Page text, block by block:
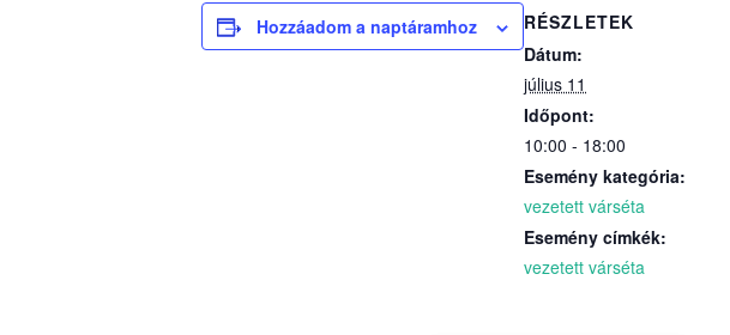
Hozzáadom a naptáramhoz
RÉSZLETEK
Dátum:
július 11
Időpont:
10:00 - 18:00
Esemény kategória:
vezetett várséta
Esemény címkék:
vezetett várséta